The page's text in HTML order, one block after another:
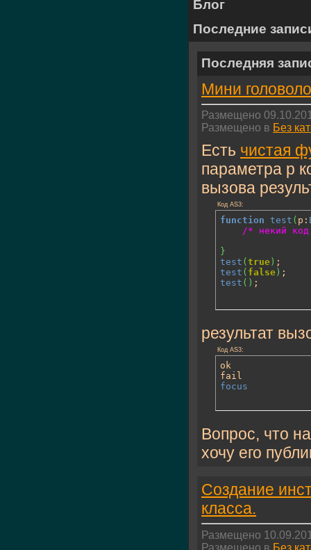
Блог
Последние
Последняя
Мини
Размещено
Размещено в Без
Есть чистая
параметра p
вызова
Код AS3:
function test ( p:
/* некий
}
test ( true )
test ( false )
test ( ) ;
результат
Код AS3:
ok
focus
Вопрос, что
хочу его
Создание
класса.
Размещено
Размещено в Без